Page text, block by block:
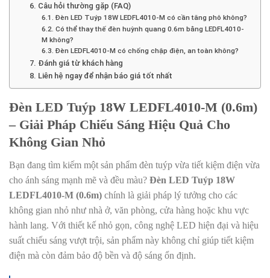
6. Câu hỏi thường gặp (FAQ)
6.1. Đèn LED Tuýp 18W LEDFL4010-M có cần tăng phô không?
6.2. Có thể thay thế đèn huỳnh quang 0.6m bằng LEDFL4010-
M không?
6.3. Đèn LEDFL4010-M có chống chập điện, an toàn không?
7. Đánh giá từ khách hàng
8. Liên hệ ngay để nhận báo giá tốt nhất
Đèn LED Tuýp 18W LEDFL4010-M (0.6m)
– Giải Pháp Chiếu Sáng Hiệu Quả Cho
Không Gian Nhỏ
Bạn đang tìm kiếm một sản phẩm đèn tuýp vừa tiết kiệm điện vừa
cho ánh sáng mạnh mẽ và đều màu? Đèn LED Tuýp 18W
LEDFL4010-M (0.6m) chính là giải pháp lý tưởng cho các
không gian nhỏ như nhà ở, văn phòng, cửa hàng hoặc khu vực
hành lang. Với thiết kế nhỏ gọn, công nghệ LED hiện đại và hiệu
suất chiếu sáng vượt trội, sản phẩm này không chỉ giúp tiết kiệm
điện mà còn đảm bảo độ bền và độ sáng ổn định.